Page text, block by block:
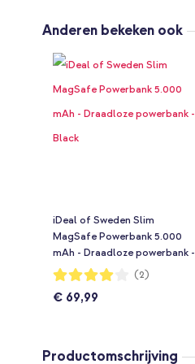
Anderen bekeken ook
iDeal of Sweden Slim
MagSafe Powerbank 5.000
mAh - Draadloze powerbank -
Black
Waardering:
80%
(2)
€ 69,99
Productomschrijving